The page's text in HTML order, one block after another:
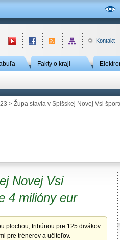
Kontakt
Fakty o kraji
> Župa stavia v Spišskej Novej Vsi
Novej Vsi
4 milióny eur
plochou, tribúnou pre 125 divákov
pre trénerov a učiteľov.